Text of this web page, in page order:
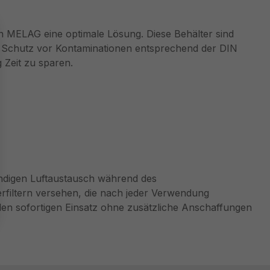
eine optimale Lösung. Diese Behälter sind
vor Kontaminationen entsprechend der DIN
Zeit zu sparen.
Luftaustausch während des
versehen, die nach jeder Verwendung
sofortigen Einsatz ohne zusätzliche Anschaffungen